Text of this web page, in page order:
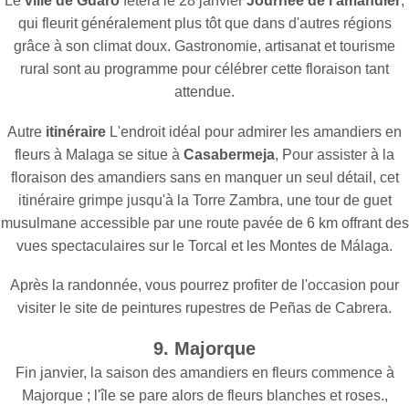
qui fleurit généralement plus tôt que dans d'autres régions
grâce à son climat doux. Gastronomie, artisanat et tourisme
rural sont au programme pour célébrer cette floraison tant
attendue.
Autre itinéraire L'endroit idéal pour admirer les amandiers en
fleurs à Malaga se situe à Casabermeja, Pour assister à la
floraison des amandiers sans en manquer un seul détail, cet
itinéraire grimpe jusqu'à la Torre Zambra, une tour de guet
musulmane accessible par une route pavée de 6 km offrant des
vues spectaculaires sur le Torcal et les Montes de Málaga.
Après la randonnée, vous pourrez profiter de l'occasion pour
visiter le site de peintures rupestres de Peñas de Cabrera.
9. Majorque
Fin janvier, la saison des amandiers en fleurs commence à
Majorque ; l'île se pare alors de fleurs blanches et roses.,